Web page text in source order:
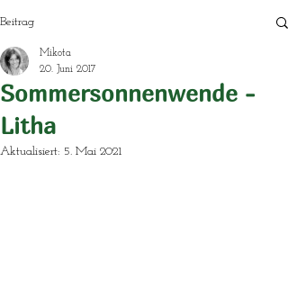
Beitrag
Sommersonnenwende -
Litha
Mikota
20. Juni 2017
Aktualisiert: 5. Mai 2021